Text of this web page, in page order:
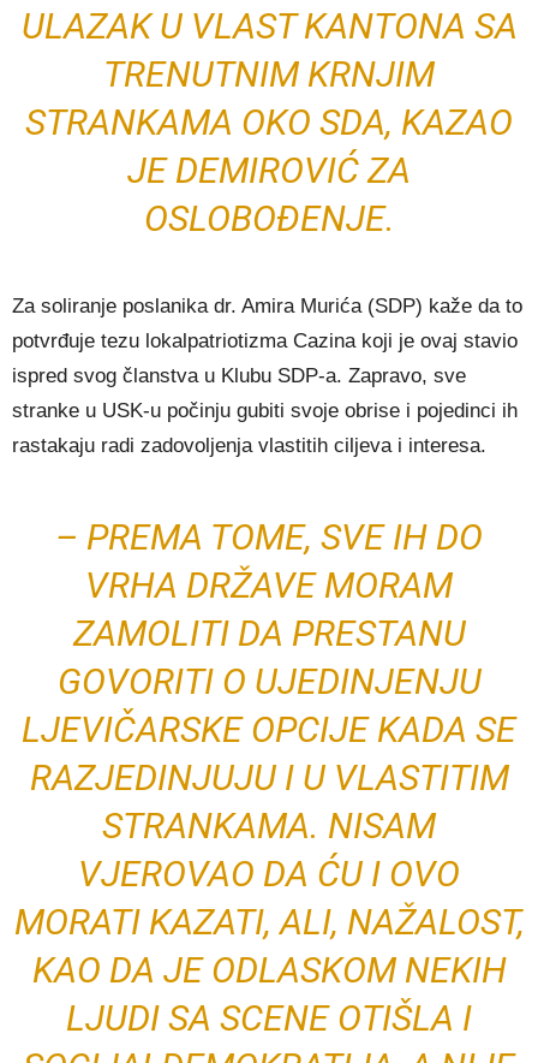
ULAZAK U VLAST KANTONA SA
TRENUTNIM KRNJIM
STRANKAMA OKO SDA, KAZAO
JE DEMIROVIĆ ZA
OSLOBOĐENJE.
Za soliranje poslanika dr. Amira Murića (SDP) kaže da to
potvrđuje tezu lokalpatriotizma Cazina koji je ovaj stavio
ispred svog članstva u Klubu SDP-a. Zapravo, sve
stranke u USK-u počinju gubiti svoje obrise i pojedinci ih
rastakaju radi zadovoljenja vlastitih ciljeva i interesa.
– PREMA TOME, SVE IH DO
VRHA DRŽAVE MORAM
ZAMOLITI DA PRESTANU
GOVORITI O UJEDINJENJU
LJEVIČARSKE OPCIJE KADA SE
RAZJEDINJUJU I U VLASTITIM
STRANKAMA. NISAM
VJEROVAO DA ĆU I OVO
MORATI KAZATI, ALI, NAŽALOST,
KAO DA JE ODLASKOM NEKIH
LJUDI SA SCENE OTIŠLA I